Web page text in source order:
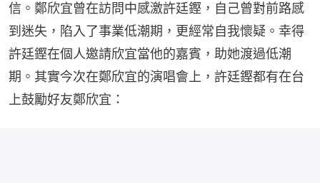
信。鄭欣宜曾在訪問中感激許廷鏗，自己曾對前路感
到迷失，陷入了事業低潮期，更經常自我懷疑。幸得
許廷鏗在個人邀請欣宜當他的嘉賓，助她渡過低潮
期。其實今次在鄭欣宜的演唱會上，許廷鏗都有在台
上鼓勵好友鄭欣宜：